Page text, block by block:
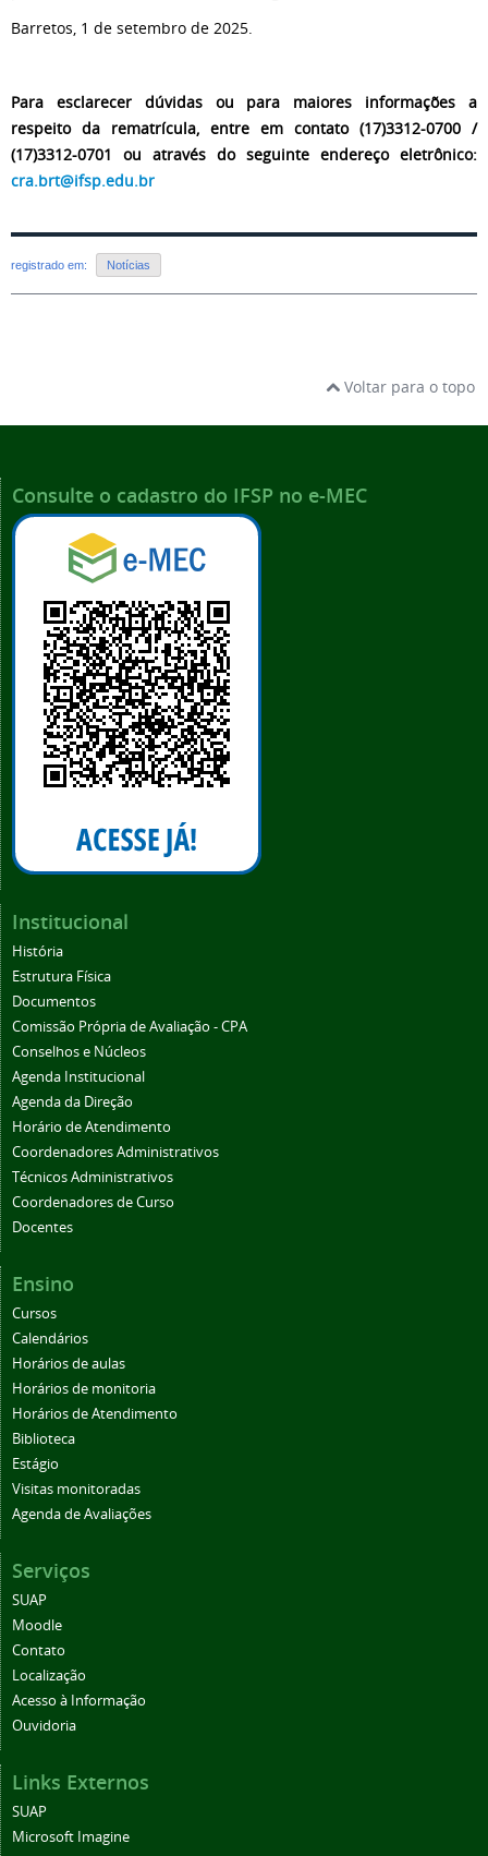
Barretos, 1 de setembro de 2025.
Para esclarecer dúvidas ou para maiores informações a
respeito da rematrícula, entre em contato (17)3312-0700 /
(17)3312-0701 ou através do seguinte endereço eletrônico:
cra.brt@ifsp.edu.br
registrado em: Notícias
Voltar para o topo
Consulte o cadastro do IFSP no e-MEC
Institucional
História
Estrutura Física
Documentos
Comissão Própria de Avaliação - CPA
Conselhos e Núcleos
Agenda Institucional
Agenda da Direção
Horário de Atendimento
Coordenadores Administrativos
Técnicos Administrativos
Coordenadores de Curso
Docentes
Ensino
Cursos
Calendários
Horários de aulas
Horários de monitoria
Horários de Atendimento
Biblioteca
Estágio
Visitas monitoradas
Agenda de Avaliações
Serviços
SUAP
Moodle
Contato
Localização
Acesso à Informação
Ouvidoria
Links Externos
SUAP
Microsoft Imagine